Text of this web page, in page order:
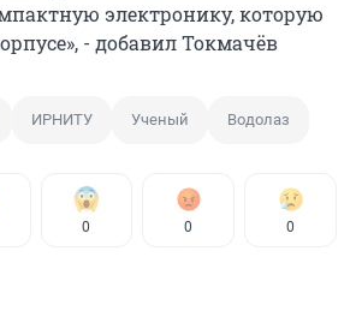
электронику, которую
- добавил Токмачёв
ИРНИТУ Ученый Водолаз
0 0 0